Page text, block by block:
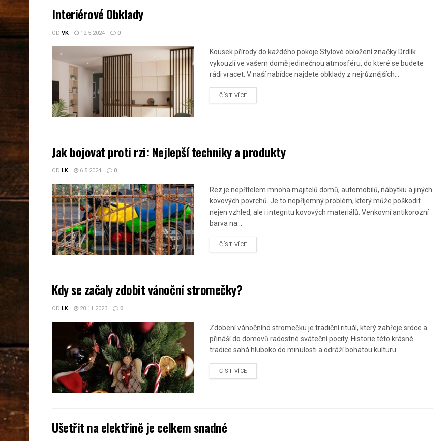
Interiérové Obklady
OD VK 12.5.2024 0
Kousek přírody do každého pokoje Stylové obložení značky Drdlík
vykouzlí ve vašem domě jedinečnou atmosféru, do které se budete
rádi vracet. V naší nabídce najdete obklady z nejrůznějších...
ČÍST VÍCE
Jak bojovat proti rzi: Nejlepší techniky a produkty
OD LK 6.5.2024 0
Rez je nepřítelem mnoha majitelů domů, automobilů, nábytku a jiných
kovových povrchů. Je to nepříjemný problém, který může poškodit
nejen vzhled, ale i integritu kovových materiálů. Venkovní antikorozní
barva na...
ČÍST VÍCE
Kdy se začaly zdobit vánoční stromečky?
OD LK 28.11.2023 0
Zdobení vánočního stromečku je tradiční rituál, který zahřeje srdce a
přináší do domovů radostné sváteční pocity. Historie této krásné
tradice sahá hluboko do minulosti a odráží bohatou kulturu...
ČÍST VÍCE
Ušetřit na elektřině je celkem snadné